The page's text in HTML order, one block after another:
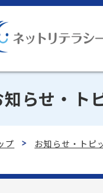
知らせ・ト
プ お知らせ・トピ